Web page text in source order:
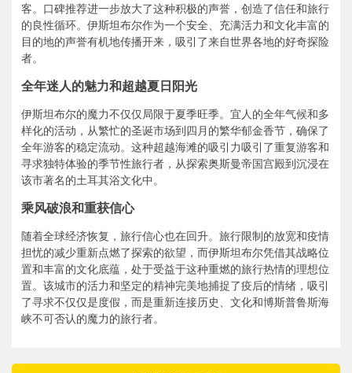
客。口碑推荐进一步放大了这种积极的声誉，创造了信任和旅行
的良性循环。伊斯坦布尔作为一个安全、充满活力和文化丰富的
目的地的声誉有机地传播开来，吸引了来自世界各地的好奇探险
者。
全年迷人的魅力和超越夏日阳光
伊斯坦布尔的魔力不仅仅局限于夏季旺季。宜人的全年气候和多
样化的活动，从繁忙的圣诞市场到四月的繁华郁金香节，确保了
全年游客的稳定流动。这种超越海滩的吸引力吸引了重复游客和
寻求独特体验的季节性旅行者，从探索奥斯曼帝国宫殿到沉浸在
该市著名的土耳其浴文化中。
乘风破浪和重获信心
随着全球经济恢复，旅行信心也在回升。旅行限制的放宽和疫情
担忧的减少重新点燃了探索的欲望，而伊斯坦布尔凭借其战略位
置和丰富的文化底蕴，处于受益于这种重燃的旅行热情的理想位
置。该城市的活力和坚定的精神完美地捕捉了疫后的情绪，吸引
了寻求不仅仅是度假，而是重新连接历史、文化和博斯普鲁斯海
峡不可否认的魔力的旅行者。